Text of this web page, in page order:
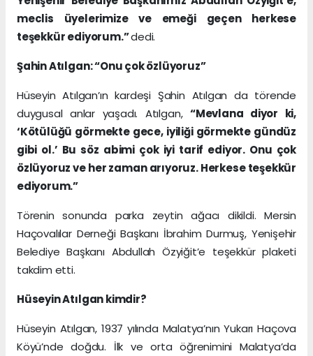
meclis üyelerimize ve emeği geçen herkese
teşekkür ediyorum.”dedi.
Şahin Atılgan: “Onu çok özlüyoruz”
Hüseyin Atılgan’ın kardeşi Şahin Atılgan da törende
duygusal anlar yaşadı. Atılgan, “Mevlana diyor ki,
‘Kötülüğü görmekte gece, iyiliği görmekte gündüz
gibi ol.’ Bu söz abimi çok iyi tarif ediyor. Onu çok
özlüyoruz ve her zaman arıyoruz. Herkese teşekkür
ediyorum.”
Törenin sonunda parka zeytin ağacı dikildi. Mersin
Haçovalılar Derneği Başkanı İbrahim Durmuş, Yenişehir
Belediye Başkanı Abdullah Özyiğit’e teşekkür plaketi
takdim etti.
Hüseyin Atılgan kimdir?
Hüseyin Atılgan, 1937 yılında Malatya’nın Yukarı Haçova
Köyü’nde doğdu. İlk ve orta öğrenimini Malatya’da